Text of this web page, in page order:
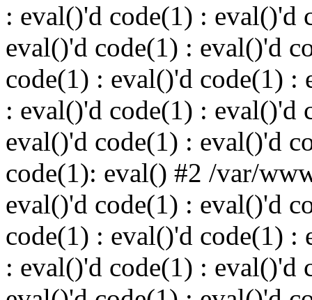
: eval()'d code(1) : eval()'d
eval()'d code(1) : eval()'d
code(1) : eval()'d code(1) :
: eval()'d code(1) : eval()'d
eval()'d code(1) : eval()'d
code(1): eval() #2 /var/
eval()'d code(1) : eval()'d
code(1) : eval()'d code(1) :
: eval()'d code(1) : eval()'d